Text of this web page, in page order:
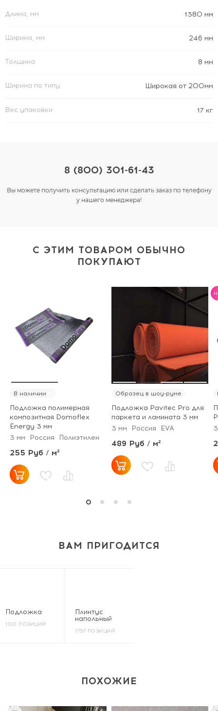
Длина, мм 1380 мм
Ширина, мм 246 мм
Толщина 8 мм
Ширина по типу Широкая от 200мм
Вес упаковки 17 кг
8 (800) 301-61-43
Вы можете получить консультацию или сделать заказ по телефону
у нашего менеджера!
С ЭТИМ ТОВАРОМ ОБЫЧНО
ПОКУПАЮТ
В наличии
Подложка полимерная
композитная Domoflex
Energy 3 мм
3 мм
Россия Полиэтилен
255 Руб / м²
Образец в шоу-руме
Подложка Pavitec Pro для
паркета и ламината 3 мм
3 мм
Россия EVA
489 Руб / м²
ВАМ ПРИГОДИТСЯ
Подложка
100 ПОЗИЦИЙ
Плинтус
напольный
1757 ПОЗИЦИЙ
ПОХОЖИЕ